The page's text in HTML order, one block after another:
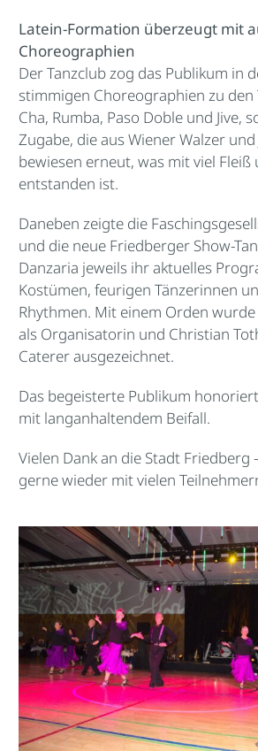
Latein-Formation überzeugt mit
Choreographien
Der Tanzclub zog das Publikum in
stimmigen Choreographien zu den
Cha, Rumba, Paso Doble und Jive,
Zugabe, die aus Wiener Walzer
bewiesen erneut, was mit viel Fleiß
entstanden ist.
Daneben zeigte die
und die neue Friedberger Show-
Danzaria jeweils ihr aktuelles
Kostümen, feurigen Tänzerinnen
Rhythmen. Mit einem Orden
als Organisatorin und Christian
Caterer ausgezeichnet.
Das begeisterte Publikum
mit langanhaltendem Beifall.
Vielen Dank an die Stadt Friedberg
gerne wieder mit vielen